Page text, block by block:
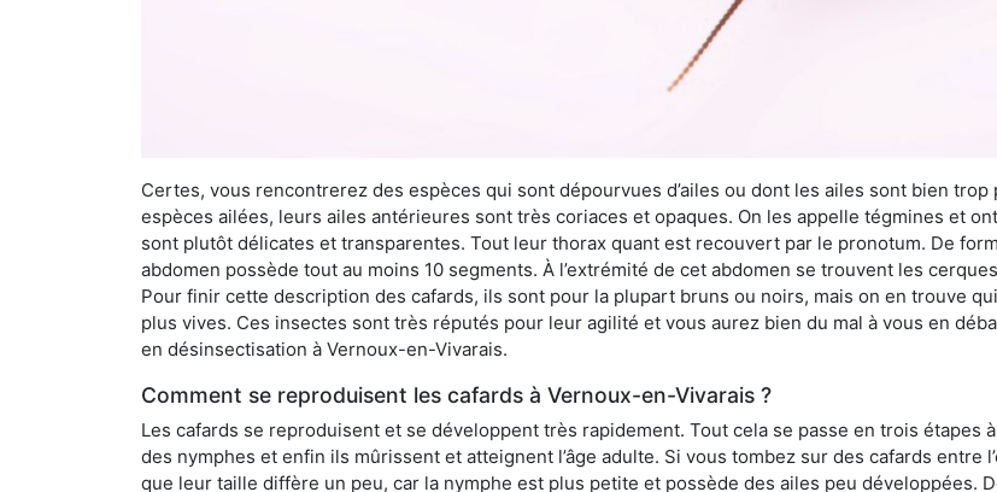
Certes, vous rencontrerez des espèces qui sont dépourvues d’ailes ou dont les ailes sont bien trop
espèces ailées, leurs ailes antérieures sont très coriaces et opaques. On les appelle tégmines et
sont plutôt délicates et transparentes. Tout leur thorax quant est recouvert par le pronotum. De
abdomen possède tout au moins 10 segments. À l’extrémité de cet abdomen se trouvent les
Pour finir cette description des cafards, ils sont pour la plupart bruns ou noirs, mais on en trouve
plus vives. Ces insectes sont très réputés pour leur agilité et vous aurez bien du mal à vous en
en désinsectisation à Vernoux-en-Vivarais.
Comment se reproduisent les cafards à Vernoux-en-Vivarais ?
Les cafards se reproduisent et se développent très rapidement. Tout cela se passe en trois étapes
des nymphes et enfin ils mûrissent et atteignent l’âge adulte. Si vous tombez sur des cafards entre
que leur taille diffère un peu, car la nymphe est plus petite et possède des ailes peu développées.